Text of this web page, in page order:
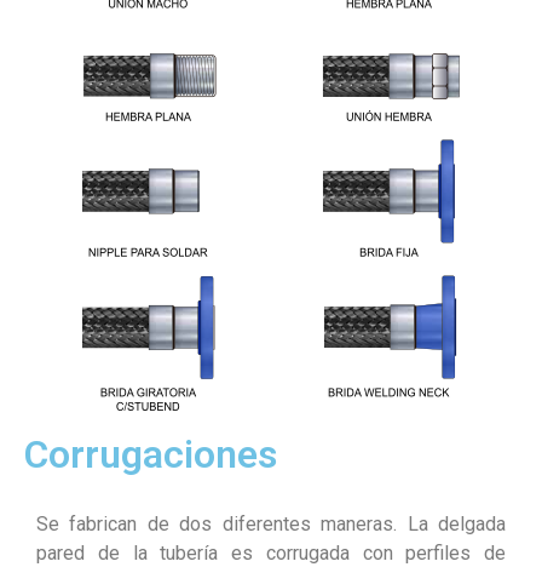
Corrugaciones
Se fabrican de dos diferentes maneras. La delgada
pared de la tubería es corrugada con perfiles de